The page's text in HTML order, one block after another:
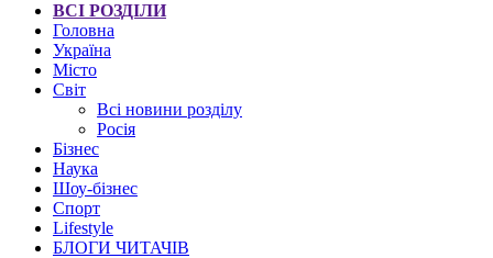
ВСІ РОЗДІЛИ
Головна
Україна
Місто
Світ
Всі новини розділу
Росія
Бізнес
Наука
Шоу-бізнес
Спорт
Lifestyle
БЛОГИ ЧИТАЧІВ